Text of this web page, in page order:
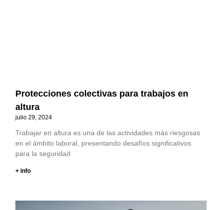
Protecciones colectivas para trabajos en
altura
julio 29, 2024
Trabajar en altura es una de las actividades más riesgosas
en el ámbito laboral, presentando desafíos significativos
para la seguridad
+ info